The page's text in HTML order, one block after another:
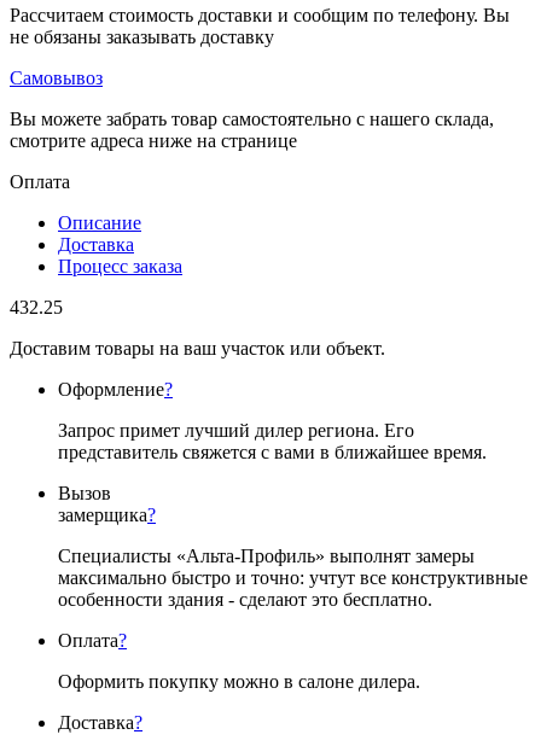
Рассчитаем стоимость доставки и сообщим по телефону. Вы
не обязаны заказывать доставку
Самовывоз
Вы можете забрать товар самостоятельно с нашего склада,
смотрите адреса ниже на странице
Оплата
Описание
Доставка
Процесс заказа
432.25
Доставим товары на ваш участок или объект.
Оформление?
Запрос примет лучший дилер региона. Его
представитель свяжется с вами в ближайшее время.
Вызов
замерщика?
Специалисты «Альта-Профиль» выполнят замеры
максимально быстро и точно: учтут все конструктивные
особенности здания - сделают это бесплатно.
Оплата?
Оформить покупку можно в салоне дилера.
Доставка?